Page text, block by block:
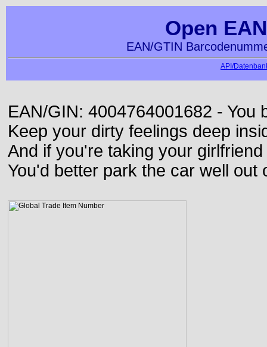
Open
EAN/GTIN
API/
EAN/GIN: 4004764001682 - You
Keep your dirty feelings deep
And if you're taking your
You'd better park the car well out